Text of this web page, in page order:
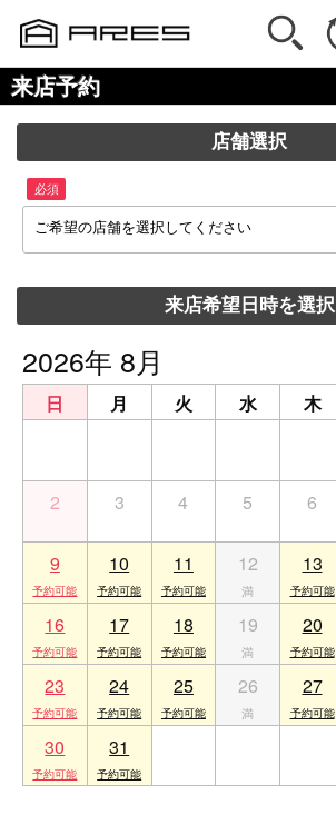
来店予約
店舗選択
必須
ご希望の店舗を選択してください
来店希望日時を選択
2026年 8月
日 月 火 水 木
2 3 4 5 6
9 10 11 12 13
16 17 18 19 20
23 24 25 26 27
30 31